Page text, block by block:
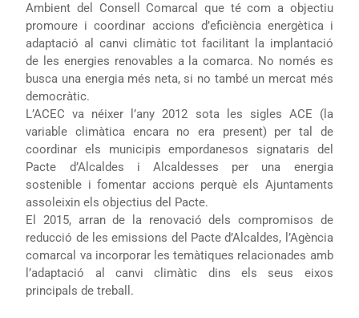
Ambient del Consell Comarcal que té com a objectiu
promoure i coordinar accions d’eficiència energètica i
adaptació al canvi climàtic tot facilitant la implantació
de les energies renovables a la comarca. No només es
busca una energia més neta, si no també un mercat més
democràtic.
L’ACEC va néixer l’any 2012 sota les sigles ACE (la
variable climàtica encara no era present) per tal de
coordinar els municipis empordanesos signataris del
Pacte d’Alcaldes i Alcaldesses per una energia
sostenible i fomentar accions perquè els Ajuntaments
assoleixin els objectius del Pacte.
El 2015, arran de la renovació dels compromisos de
reducció de les emissions del Pacte d’Alcaldes, l’Agència
comarcal va incorporar les temàtiques relacionades amb
l’adaptació al canvi climàtic dins els seus eixos
principals de treball.